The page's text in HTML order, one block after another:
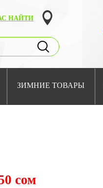
НАЙТИ
ЗИМНИЕ ТОВАРЫ
сом